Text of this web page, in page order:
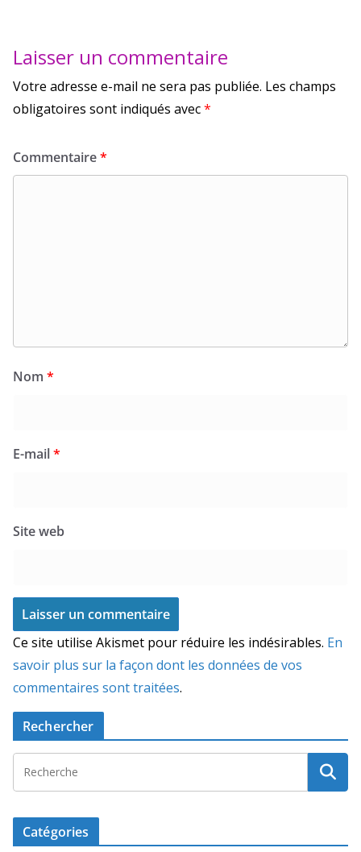
Laisser un commentaire
Votre adresse e-mail ne sera pas publiée. Les champs
obligatoires sont indiqués avec*
Commentaire*
Nom *
E-mail*
Site web
Ce site utilise Akismet pour réduire les indésirables. En
savoir plus sur la façon dont les données de vos
commentaires sont traitées.
Rechercher
Catégories